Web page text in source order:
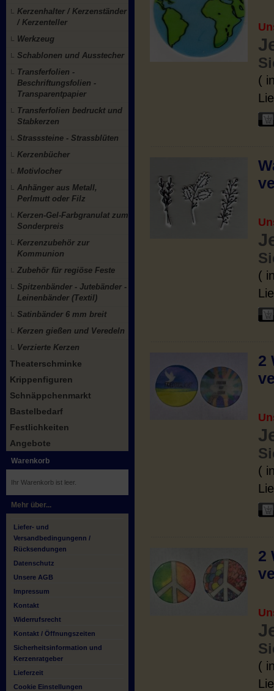
Kerzenhalter / Kerzenständer
/ Kerzenteller
Werkzeug
Schablonen und Ausstecher
Transferfolien -
Beschriftungsfolien -
Transparentpapier
Transferfolien bedruckt und
Stabkerzen
Strasssteine - Strassblüten
Kerzenbücher
Motivlocher
Anhänger aus Metall,
Perlmutt oder Filz
Kerzen-Gel-Farbgranulat zum
Sonderpreis
Kerzenzubehör zur
Kommunion
Zubehör für regiöse Feste
Spitzenbänder - Jutebänder -
Leinenbänder (Textil)
Satinbänder 6 mm breit
Kerzen gießen und Veredeln
Verzierte Kerzen
Theaterschminke
Krippenfiguren
Schnäppchenmarkt
Bastelbedarf
Festlichkeiten
Angebote
Warenkorb
Ihr Warenkorb ist leer.
Mehr über...
Liefer- und
Versandbedingungenn /
Rücksendungen
Datenschutz
Unsere AGB
Impressum
Kontakt
Widerrufsrecht
Kontakt / Öffnungszeiten
Sicherheitsinformation und
Kerzenratgeber
Lieferzeit
Cookie Einstellungen
(
(
2
(
2
(